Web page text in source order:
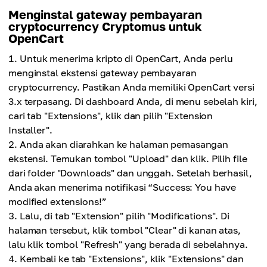
Menginstal gateway pembayaran
cryptocurrency Cryptomus untuk
OpenCart
Untuk menerima kripto di OpenCart, Anda perlu
menginstal ekstensi gateway pembayaran
cryptocurrency. Pastikan Anda memiliki OpenCart versi
3.x terpasang. Di dashboard Anda, di menu sebelah kiri,
cari tab "Extensions", klik dan pilih "Extension
Installer".
Anda akan diarahkan ke halaman pemasangan
ekstensi. Temukan tombol "Upload" dan klik. Pilih file
dari folder "Downloads" dan unggah. Setelah berhasil,
Anda akan menerima notifikasi “Success: You have
modified extensions!”
Lalu, di tab "Extension" pilih "Modifications". Di
halaman tersebut, klik tombol "Clear" di kanan atas,
lalu klik tombol "Refresh" yang berada di sebelahnya.
Kembali ke tab "Extensions", klik "Extensions" dan